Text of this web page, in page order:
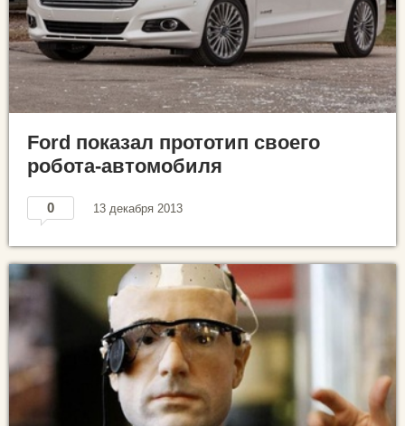
Ford показал прототип своего
робота-автомобиля
0 13 декабря 2013